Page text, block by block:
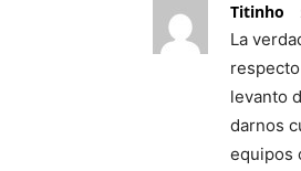
Titinho
La
levanto
darnos
equipos